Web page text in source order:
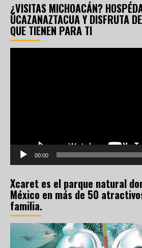
¿VISITAS MICHOACÁN?
UCAZANAZTACUA Y DISFRUTA
QUE TIENEN PARA TI
00:00
Xcaret es el parque natural
México en más de 50
familia.